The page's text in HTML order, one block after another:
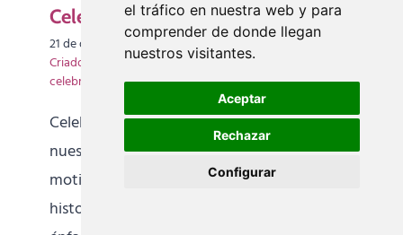
el tráfico en nuestra web y para
comprender de donde llegan
nuestros visitantes.
Aceptar
Rechazar
Configurar
Celebramos el Yoga en 2021.
21 de diciembre de 2021 Categorías: Artículos,Mayte
Criado
Videos | Etiquetas:2021,beneficios del Yoga
celebración
mayte criado,mujer y Yoga
Celebramos el Yoga en 2021. Retomando
nuestros objetivos y evocando las
motivaciones que nos alientan. El Yoga, una
historia milenaria cuyo legado pone el